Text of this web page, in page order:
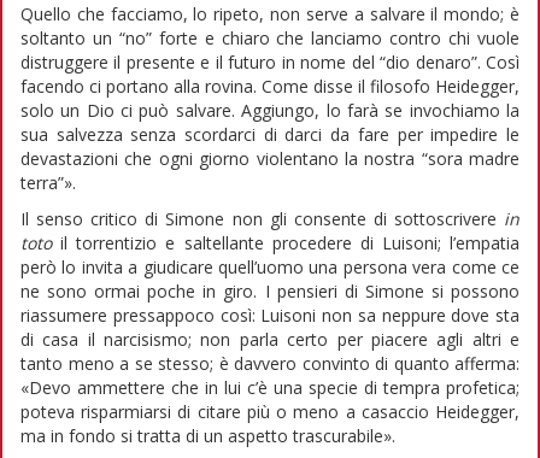
Quello che facciamo, lo ripeto, non serve a salvare il mondo; è
soltanto un “no” forte e chiaro che lanciamo contro chi vuole
distruggere il presente e il futuro in nome del “dio denaro”. Così
facendo ci portano alla rovina. Come disse il filosofo Heidegger,
solo un Dio ci può salvare. Aggiungo, lo farà se invochiamo la
sua salvezza senza scordarci di darci da fare per impedire le
devastazioni che ogni giorno violentano la nostra “sora madre
terra”».
Il senso critico di Simone non gli consente di sottoscrivere in
totoil torrentizio e saltellante procedere di Luisoni; l’empatia
però lo invita a giudicare quell’uomo una persona vera come ce
ne sono ormai poche in giro. I pensieri di Simone si possono
riassumere pressappoco così: Luisoni non sa neppure dove sta
di casa il narcisismo; non parla certo per piacere agli altri e
tanto meno a se stesso; è davvero convinto di quanto afferma:
«Devo ammettere che in lui c’è una specie di tempra profetica;
poteva risparmiarsi di citare più o meno a casaccio Heidegger,
ma in fondo si tratta di un aspetto trascurabile».